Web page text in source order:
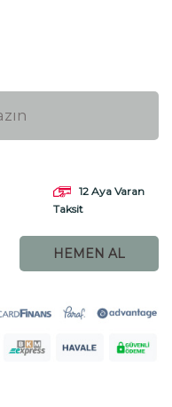
12 Aya Varan
Taksit
HEMEN AL